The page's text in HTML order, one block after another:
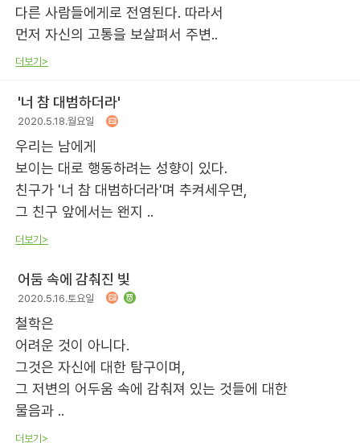
다른 사람들에게로 전염된다. 따라서
먼저 자신의 고통을 보살펴서 주변..
더보기>
'너 참 대범하더라'
2020.5.18.월요일
우리는 남에게
보이는 대로 행동하려는 성향이 있다.
친구가 '너 참 대범하더라'며 추켜세우면,
그 친구 앞에서는 왠지 ..
더보기>
어둠 속에 감춰진 빛
2020.5.16.토요일
철학은
어려운 것이 아니다.
그것은 자신에 대한 탐구이며,
그 저변의 어두움 속에 감춰져 있는 것들에 대한
물음과 ..
더보기>